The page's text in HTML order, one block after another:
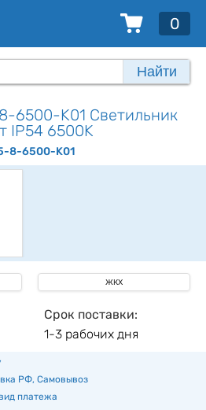
0
Найти
6500-K01 Светильник
IP54 6500K
8-6500-K01
ЖКХ
Срок поставки:
1-3 рабочих дня
РФ, Самовывоз
платежа